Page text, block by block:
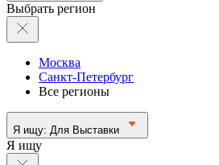
Выбрать регион
Москва
Санкт-Петербург
Все регионы
Я ищу: Для Выставки
Я ищу